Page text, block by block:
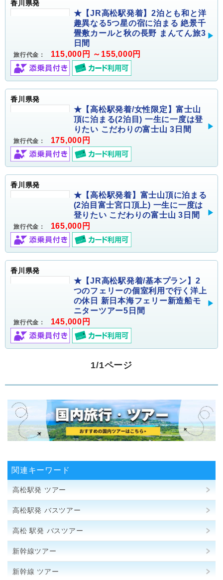
香川県発
★【JR高松駅発着】2泊とも和と洋
趣異なる5つ星の宿に泊まる 絶景千
畳敷カールと秋の長野 まんてん旅3
日間
旅行代金： 115,000円 ～155,000円
香川県発
★【高松駅発着/女性限定】富士山
頂に泊まる(2泊目) 一生に一度は登
りたい こだわりの富士山 3日間
旅行代金： 175,000円
香川県発
★【高松駅発着】富士山頂に泊まる
(2泊目富士宮口頂上) 一生に一度は
登りたい こだわりの富士山 3日間
旅行代金： 165,000円
香川県発
★【JR高松駅発着/基本プラン】2
つのフェリーの個室利用で行く洋上
の休日 新日本海フェリー新造船モ
ニターツアー5日間
旅行代金： 145,000円
1/1ページ
関連キーワード
高松駅発 ツアー
高松駅発 バスツアー
高松 駅発 バスツアー
新幹線ツアー
新幹線 ツアー